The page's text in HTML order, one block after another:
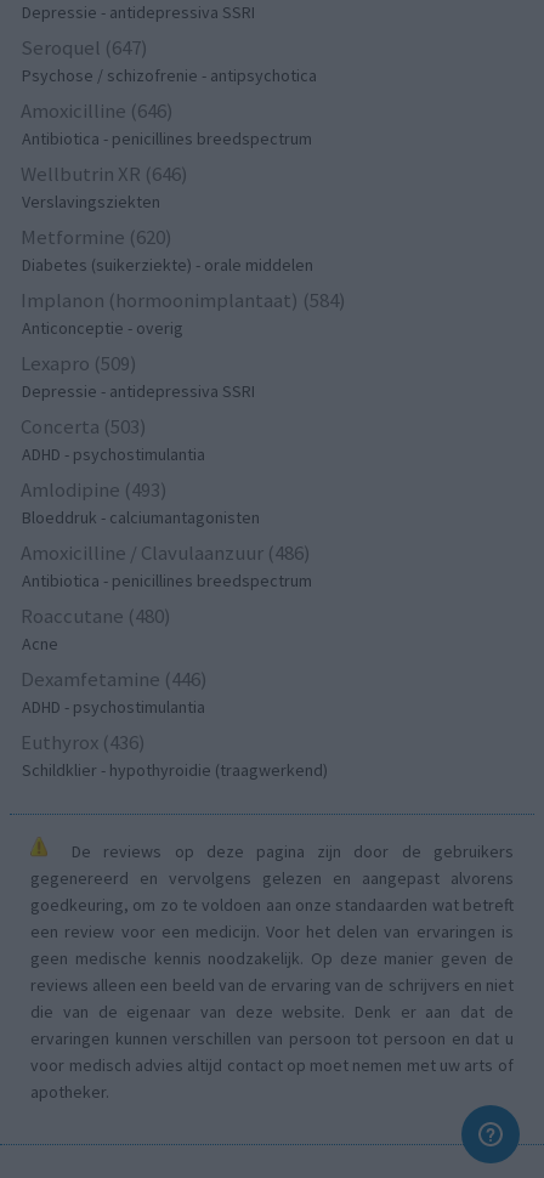
Depressie - antidepressiva SSRI
Seroquel (647)
Psychose / schizofrenie - antipsychotica
Amoxicilline (646)
Antibiotica - penicillines breedspectrum
Wellbutrin XR (646)
Verslavingsziekten
Metformine (620)
Diabetes (suikerziekte) - orale middelen
Implanon (hormoonimplantaat) (584)
Anticonceptie - overig
Lexapro (509)
Depressie - antidepressiva SSRI
Concerta (503)
ADHD - psychostimulantia
Amlodipine (493)
Bloeddruk - calciumantagonisten
Amoxicilline / Clavulaanzuur (486)
Antibiotica - penicillines breedspectrum
Roaccutane (480)
Acne
Dexamfetamine (446)
ADHD - psychostimulantia
Euthyrox (436)
Schildklier - hypothyroidie (traagwerkend)
De reviews op deze pagina zijn door de gebruikers
gegenereerd en vervolgens gelezen en aangepast alvorens
goedkeuring, om zo te voldoen aan onze standaarden wat betreft
een review voor een medicijn. Voor het delen van ervaringen is
geen medische kennis noodzakelijk. Op deze manier geven de
reviews alleen een beeld van de ervaring van de schrijvers en niet
die van de eigenaar van deze website. Denk er aan dat de
ervaringen kunnen verschillen van persoon tot persoon en dat u
voor medisch advies altijd contact op moet nemen met uw arts of
apotheker.